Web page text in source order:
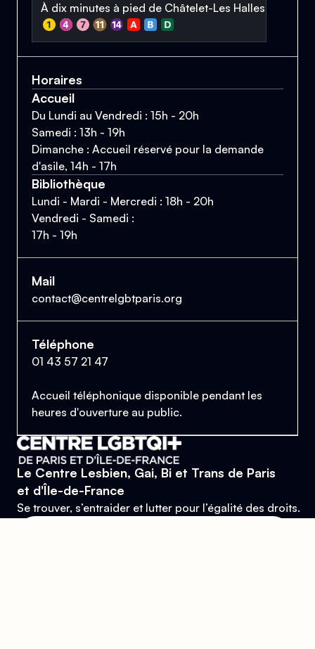
À dix minutes à pied de Châtelet-Les Halles
Horaires
Accueil
Du Lundi au Vendredi : 15h - 20h
Samedi : 13h - 19h
Dimanche : Accueil réservé pour la demande
d'asile, 14h - 17h
Bibliothèque
Lundi - Mardi - Mercredi : 18h - 20h
Vendredi - Samedi :
17h - 19h
Mail
contact@centrelgbtparis.org
Téléphone
01 43 57 21 47
Accueil téléphonique disponible pendant les
heures d'ouverture au public.
Le Centre Lesbien, Gai, Bi et Trans de Paris
et d'Île-de-France
Se trouver, s’entraider et lutter pour l’égalité des droits.